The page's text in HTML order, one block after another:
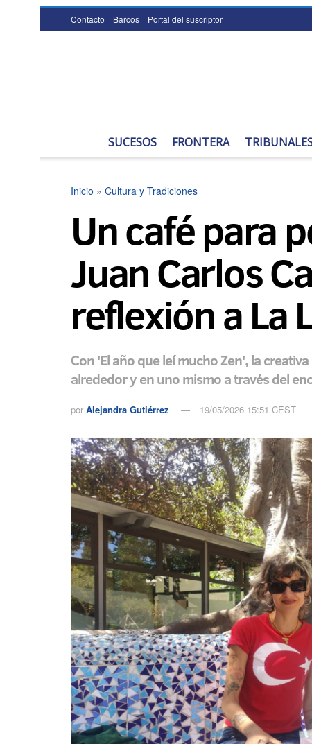
Contacto Barcos Portal del suscriptor
SUCESOS FRONTERA
Inicio » Cultura y Tradiciones
Un café para
Juan Carlos
reflexión a La
Con 'El año que leí mucho Zen', la
alrededor y en uno mismo a través del
por Alejandra Gutiérrez 19/05/2026 15:51 CEST